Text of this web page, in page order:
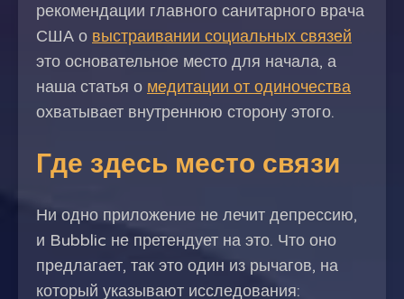
рекомендации главного санитарного врача
США о выстраивании социальных связей
это основательное место для начала, а
наша статья о медитации от одиночества
охватывает внутреннюю сторону этого.
Где здесь место связи
Ни одно приложение не лечит депрессию,
и Bubblic не претендует на это. Что оно
предлагает, так это один из рычагов, на
который указывают исследования: